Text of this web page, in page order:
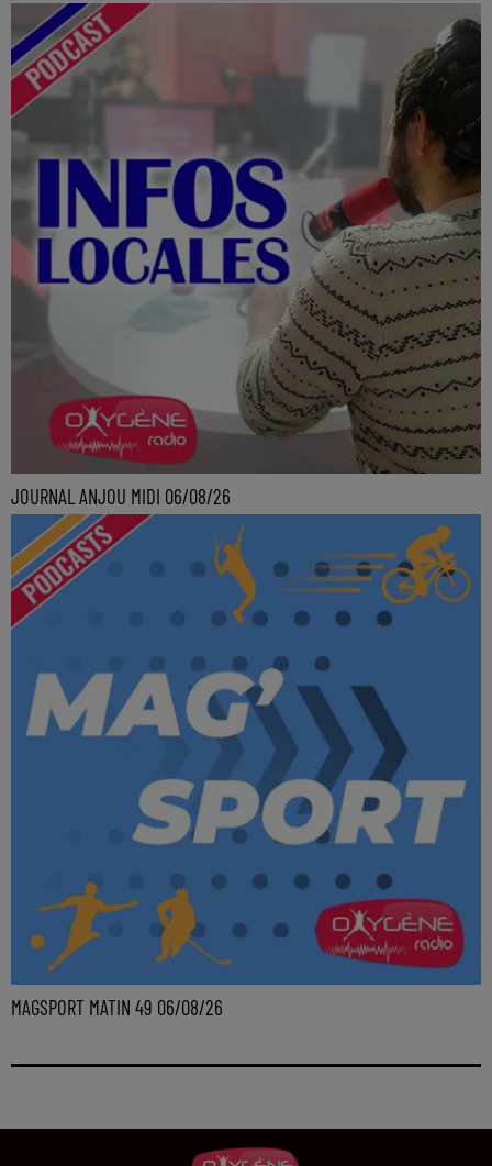
JOURNAL ANJOU MIDI 06/08/26
MAGSPORT MATIN 49 06/08/26